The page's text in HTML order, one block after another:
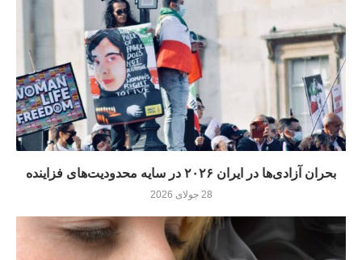
بحران آزادی‌ها در ایران ۲۰۲۶ در سایه محدودیت‌های فزاینده
28 جولای 2026